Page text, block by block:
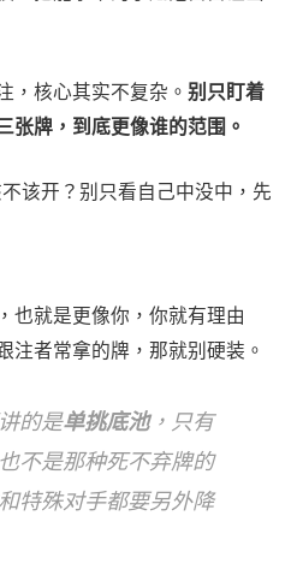
，核心其实不复杂。 别只盯着
张牌，到底更像谁的范围。
也就是更像你，你就有理由
注者常拿的牌，那就别硬装。
的是单挑底池，只有
不是那种死不弃牌的
特殊对手都要另外降